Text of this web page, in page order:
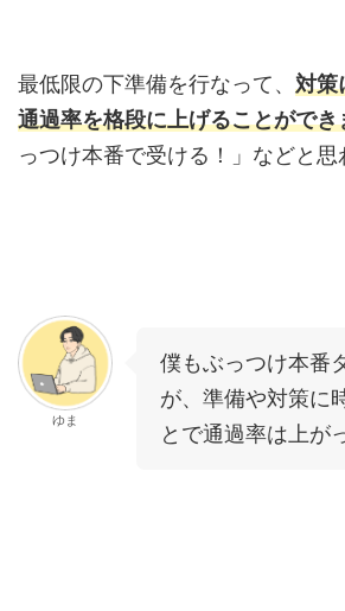
最低限の下準備を行なって、 対策
通過率を格段に上げることができ
っつけ本番で受ける！」などと思
ゆま
僕もぶっつけ本番
が、準備や対策に
とで通過率は上が